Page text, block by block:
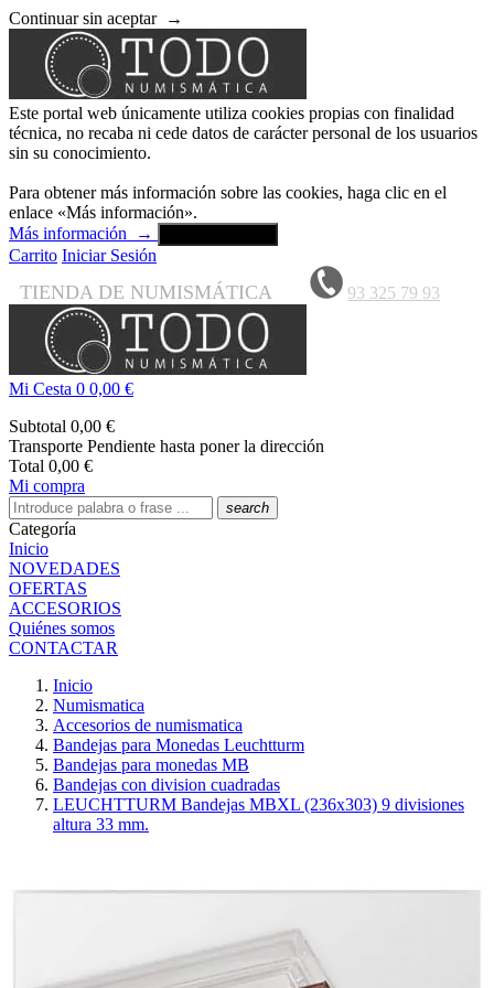
Continuar sin aceptar →
Este portal web únicamente utiliza cookies propias con finalidad
técnica, no recaba ni cede datos de carácter personal de los usuarios
sin su conocimiento.
Para obtener más información sobre las cookies, haga clic en el
enlace «Más información».
Más información
→
Carrito Iniciar Sesión
TIENDA DE NUMISMÁTICA 93 325 79 93
Mi Cesta 0 0,00 €
Subtotal 0,00 €
Transporte Pendiente hasta poner la dirección
Total 0,00 €
Mi compra
search
Categoría
Inicio
NOVEDADES
OFERTAS
ACCESORIOS
Quiénes somos
CONTACTAR
Inicio
Numismatica
Accesorios de numismatica
Bandejas para Monedas Leuchtturm
Bandejas para monedas MB
Bandejas con division cuadradas
LEUCHTTURM Bandejas MBXL (236x303) 9 divisiones
altura 33 mm.